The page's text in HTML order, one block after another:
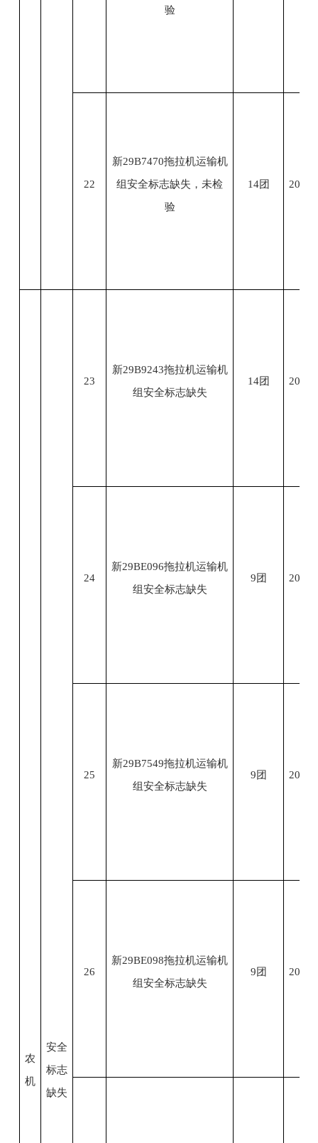
验
22
新29B7470拖拉机运输机
组安全标志缺失，未检
验
14团
农
机
安全
标志
缺失
23
新29B9243拖拉机运输机
组安全标志缺失
14团
24
新29BE096拖拉机运输机
组安全标志缺失
9团
25
新29B7549拖拉机运输机
组安全标志缺失
9团
26
新29BE098拖拉机运输机
组安全标志缺失
9团